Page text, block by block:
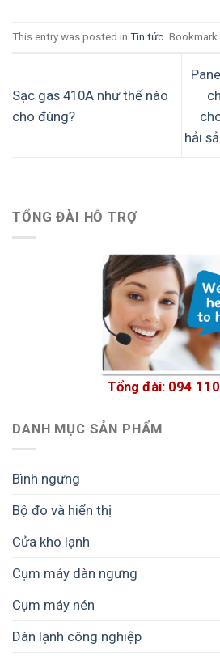
This entry was posted in Tin tức .
Sạc gas 410A như thế nào
cho đúng?
hải
TỔNG ĐÀI HỖ TRỢ
Tổng đài: 094
DANH MỤC SẢN PHẨM
Bình ngưng
Bộ đo và hiển thị
Cửa kho lạnh
Cụm máy dàn ngưng
Cụm máy nén
Dàn lạnh công nghiệp